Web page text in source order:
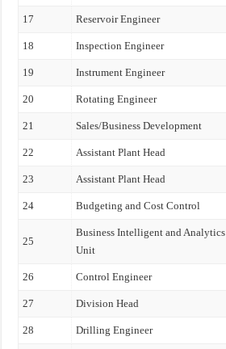
17 Reservoir Engineer
18 Inspection Engineer
19 Instrument Engineer
20 Rotating Engineer
21 Sales/Business Development
22 Assistant Plant Head
23 Assistant Plant Head
24 Budgeting and Cost Control
25
Business Intelligent and Analytics
Unit
26 Control Engineer
27 Division Head
28 Drilling Engineer